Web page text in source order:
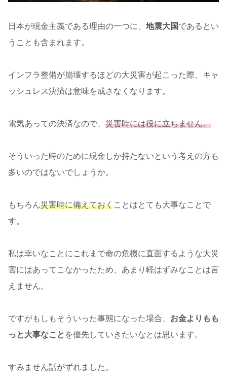
日本が現金主義である理由の一つに、 地震大国であるとい
うことも含まれます。
インフラ整備が崩壊するほどの大災害が起こった際、キャ
ッシュレス決済は意味を成さなくなります。
電気あっての決済なので、 災害時には役に立ちません。
そういった時のために現金しか持たないという考えの方も
多いのではないでしょうか。
もちろん災害時に備えておくことはとても大事なことで
す。
私は幸いなことにこれまで命の危機に直面するような大災
害にはあってこなかったため、あまり軽はずみなことは言
えません。
ですがもしもそういった事態になった場合、 お金よりもも
っと大事なこと を優先していきたいなとは思います。
すみません話がずれました。